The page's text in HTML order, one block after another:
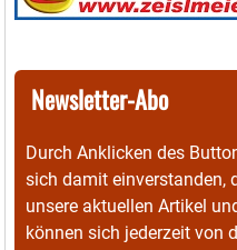
Newsletter-Abo
Durch Anklicken des
sich damit einverstanden,
unsere aktuellen Artikel
können sich jederzeit von